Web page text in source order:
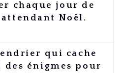
chaque jour de
Noël.
qui cache
des énigmes pour